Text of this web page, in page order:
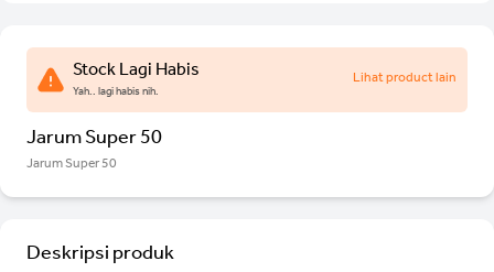
Stock Lagi Habis
Yah.. lagi habis nih.
Lihat product lain
Jarum Super 50
Jarum Super 50
Deskripsi produk